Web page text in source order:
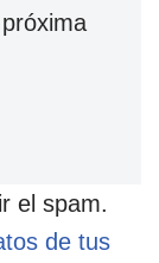
el spam.
de tus